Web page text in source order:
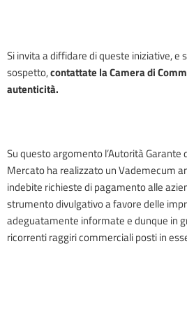
Si invita a diffidare di queste iniziative, e
sospetto,contattate la Camera di
autenticità.
Su questo argomento l’Autorità Garante
Mercato ha realizzato un Vademecum
indebite richieste di pagamento alle
strumento divulgativo a favore delle
adeguatamente informate e dunque in
ricorrenti raggiri commerciali posti in